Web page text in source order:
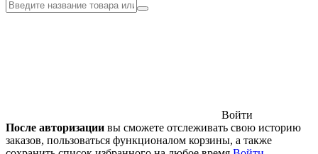
Войти
После авторизации вы сможете отслеживать свою историю
заказов, пользоваться функционалом корзины, а также